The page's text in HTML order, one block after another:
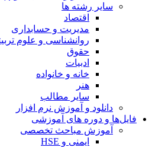
سایر رشته ها
اقتصاد
مدیریت و حسابداری
روانشناسی و علوم تربیتی
حقوق
ادبیات
خانه و خانواده
هنر
سایر مطالب
دانلود و آموزش نرم افزار
فایل‌ها و دوره های آموزشی
آموزش مباحث تخصصی
ایمنی و HSE